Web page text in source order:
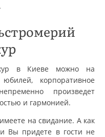
в Киеве можно на
корпоративное
произведет
и гармонией.
на свидание. А как
Вы придете в гости не